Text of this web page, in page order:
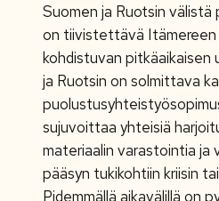
Suomen ja Ruotsin
on tiivistettävä Itämereen
kohdistuvan pitkäaikaisen
ja Ruotsin on solmittava
sujuvoittaa yhteisiä
materiaalin varastointia ja
pääsyn tukikohtiin kriisin
Pidemmällä aikavälillä on